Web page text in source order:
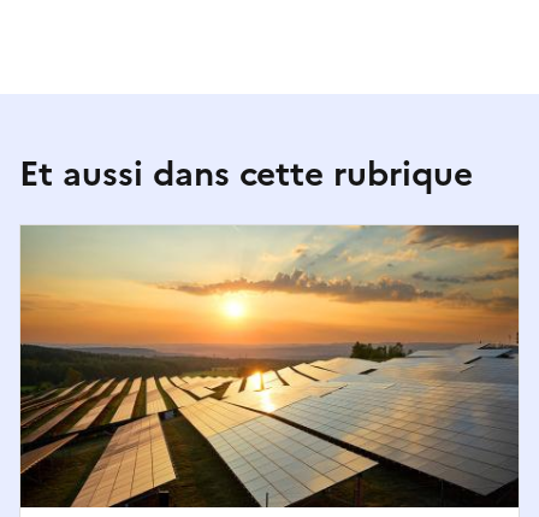
Et aussi dans cette rubrique